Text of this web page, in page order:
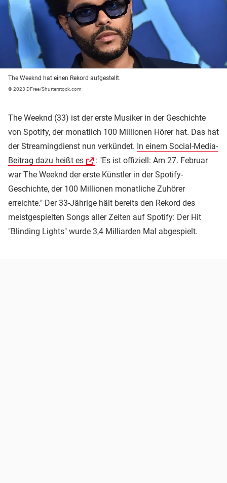
The Weeknd hat einen Rekord aufgestellt.
© 2023 DFree/Shutterstock.com
The Weeknd (33) ist der erste Musiker in der Geschichte
von Spotify, der monatlich 100 Millionen Hörer hat. Das hat
der Streamingdienst nun verkündet. In einem Social-Media-
Beitrag dazu heißt es
: "Es ist offiziell: Am 27. Februar
war The Weeknd der erste Künstler in der Spotify-
Geschichte, der 100 Millionen monatliche Zuhörer
erreichte." Der 33-Jährige hält bereits den Rekord des
meistgespielten Songs aller Zeiten auf Spotify: Der Hit
"Blinding Lights" wurde 3,4 Milliarden Mal abgespielt.